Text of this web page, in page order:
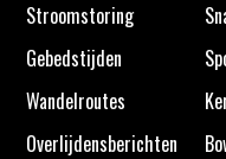
Stroomstoring
Gebedstijden
Wandelroutes
Overlijdensberichten